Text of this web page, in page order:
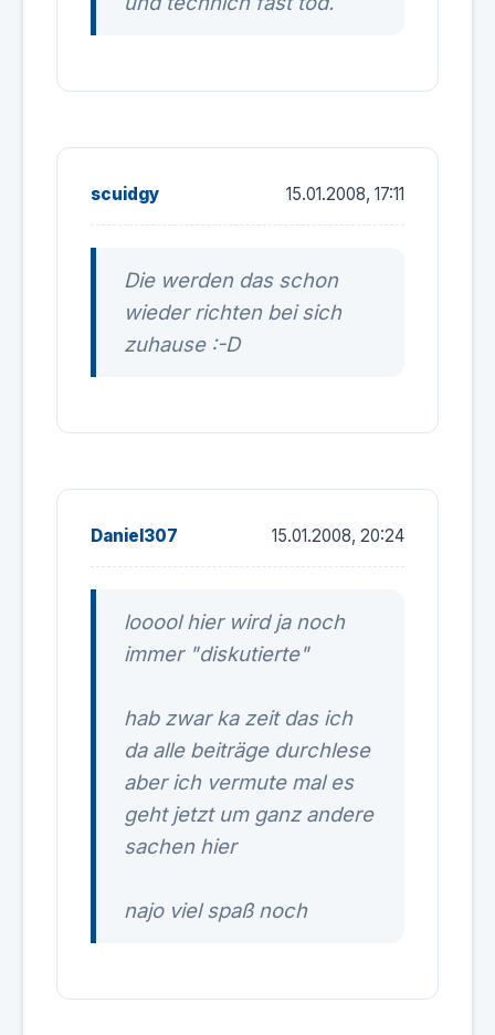
scuidgy 15.01.2008, 17:11
Die werden das schon
wieder richten bei sich
zuhause :-D
Daniel307 15.01.2008, 20:24
looool hier wird ja noch
immer "diskutierte"
hab zwar ka zeit das ich
da alle beiträge durchlese
aber ich vermute mal es
geht jetzt um ganz andere
sachen hier
najo viel spaß noch